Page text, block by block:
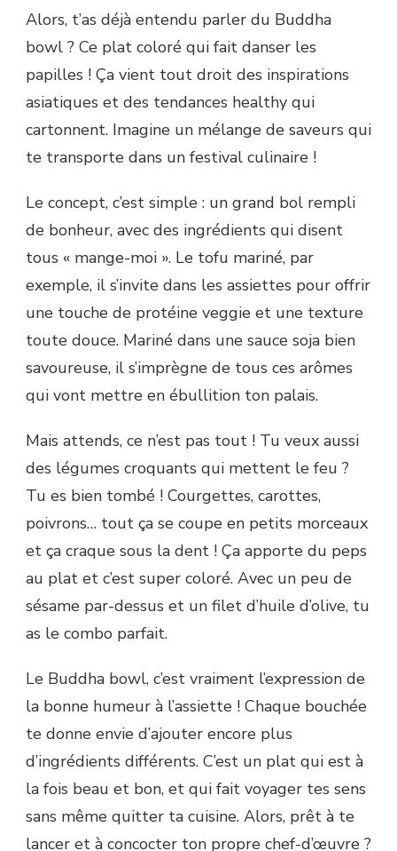
Alors, t’as déjà entendu parler du Buddha
bowl ? Ce plat coloré qui fait danser les
papilles ! Ça vient tout droit des inspirations
asiatiques et des tendances healthy qui
cartonnent. Imagine un mélange de saveurs qui
te transporte dans un festival culinaire !
Le concept, c’est simple : un grand bol rempli
de bonheur, avec des ingrédients qui disent
tous « mange-moi ». Le tofu mariné, par
exemple, il s’invite dans les assiettes pour offrir
une touche de protéine veggie et une texture
toute douce. Mariné dans une sauce soja bien
savoureuse, il s’imprègne de tous ces arômes
qui vont mettre en ébullition ton palais.
Mais attends, ce n’est pas tout ! Tu veux aussi
des légumes croquants qui mettent le feu ?
Tu es bien tombé ! Courgettes, carottes,
poivrons… tout ça se coupe en petits morceaux
et ça craque sous la dent ! Ça apporte du peps
au plat et c’est super coloré. Avec un peu de
sésame par-dessus et un filet d’huile d’olive, tu
as le combo parfait.
Le Buddha bowl, c’est vraiment l’expression de
la bonne humeur à l’assiette ! Chaque bouchée
te donne envie d’ajouter encore plus
d’ingrédients différents. C’est un plat qui est à
la fois beau et bon, et qui fait voyager tes sens
sans même quitter ta cuisine. Alors, prêt à te
lancer et à concocter ton propre chef-d’œuvre ?